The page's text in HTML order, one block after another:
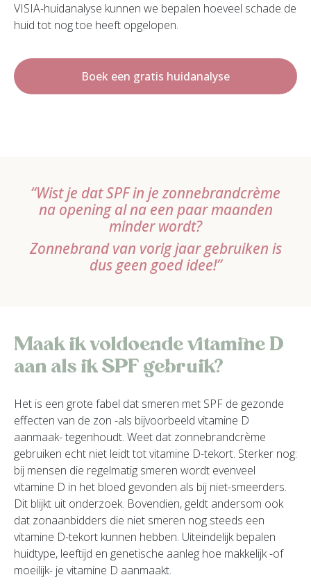
VISIA-huidanalyse kunnen we bepalen hoeveel schade de
huid tot nog toe heeft opgelopen.
Boek een gratis huidanalyse
“Wist je dat SPF in je zonnebrandcrème
na opening al na een paar maanden
minder wordt?
Zonnebrand van vorig jaar gebruiken is
dus geen goed idee!”
Maak ik voldoende vitamine D
aan als ik SPF gebruik?
Het is een grote fabel dat smeren met SPF de gezonde
effecten van de zon -als bijvoorbeeld vitamine D
aanmaak- tegenhoudt. Weet dat zonnebrandcrème
gebruiken echt niet leidt tot vitamine D-tekort. Sterker nog:
bij mensen die regelmatig smeren wordt evenveel
vitamine D in het bloed gevonden als bij niet-smeerders.
Dit blijkt uit onderzoek. Bovendien, geldt andersom ook
dat zonaanbidders die niet smeren nog steeds een
vitamine D-tekort kunnen hebben. Uiteindelijk bepalen
huidtype, leeftijd en genetische aanleg hoe makkelijk -of
moeilijk- je vitamine D aanmaakt.